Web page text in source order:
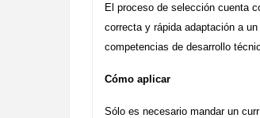
El proceso de selección cuenta
correcta y rápida adaptación a
competencias de desarrollo
Cómo aplicar
Sólo es necesario mandar un